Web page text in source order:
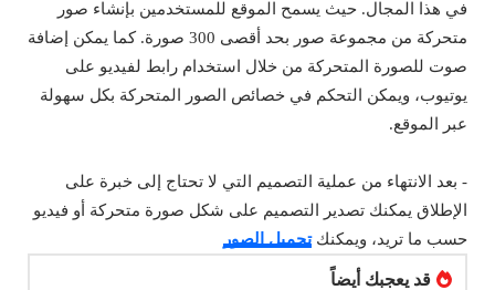
في هذا المجال. حيث يسمح الموقع للمستخدمين بإنشاء صور
متحركة من مجموعة صور بحد أقصى 300 صورة. كما يمكن إضافة
صوت للصورة المتحركة من خلال استخدام رابط لفيديو على
يوتيوب، ويمكن التحكم في خصائص الصور المتحركة بكل سهولة
عبر الموقع.
- بعد الانتهاء من عملية التصميم التي لا تحتاج إلى خبرة على
الإطلاق يمكنك تصدير التصميم على شكل صورة متحركة أو فيديو
حسب ما تريد، ويمكنكتحميل الصور
قد يعجبك أيضاً